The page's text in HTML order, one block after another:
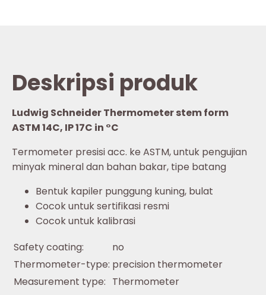
Deskripsi produk
Ludwig Schneider Thermometer stem form
ASTM 14C, IP 17C in °C
Termometer presisi acc. ke ASTM, untuk pengujian
minyak mineral dan bahan bakar, tipe batang
Bentuk kapiler punggung kuning, bulat
Cocok untuk sertifikasi resmi
Cocok untuk kalibrasi
Safety coating:
no
Thermometer-type: precision thermometer
Measurement type: Thermometer